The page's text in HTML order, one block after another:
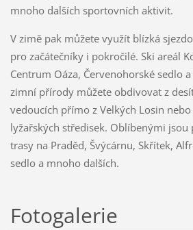
mnoho dalších sportovních aktivit.
V zimě pak můžete využít blízká
pro začátečníky i pokročilé. Ski areál
Centrum Oáza, Červenohorské sedlo
zimní přírody můžete obdivovat z
vedoucích přímo z Velkých Losin
lyžařských středisek. Oblíbenými
trasy na Praděd, Švýcárnu, Skřítek,
sedlo a mnoho dalších.
Fotogalerie